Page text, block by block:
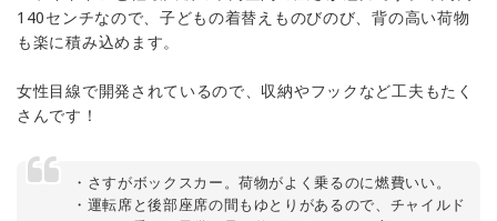
140センチなので、子どもの着替えものびのび、背の高い荷物
も楽に積み込めます。
女性目線で開発されているので、収納やフックなど工夫もたく
さんです！
・さすがボックスカー。荷物がよく乗るのに燃費いい。
・運転席と後部座席の間もゆとりがあるので、チャイルド